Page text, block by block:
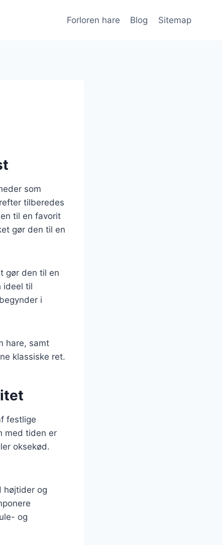
Forloren hare Blog Sitemap
som
tilberedes
til en favorit
gør den til en
gør den til en
ideel til
i
hare, samt
klassiske ret.
festlige
med tiden er
oksekød.
højtider og
og